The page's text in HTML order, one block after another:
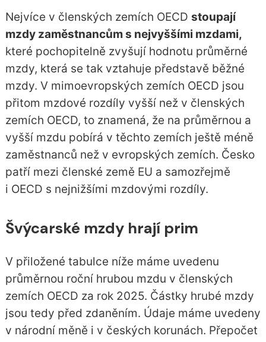
Nejvíce v členských zemích OECD stoupají
mzdy zaměstnancům s nejvyššími mzdami,
které pochopitelně zvyšují hodnotu průměrné
mzdy, která se tak vztahuje představě běžné
mzdy. V mimoevropských zemích OECD jsou
přitom mzdové rozdíly vyšší než v členských
zemích OECD, to znamená, že na průměrnou a
vyšší mzdu pobírá v těchto zemích ještě méně
zaměstnanců než v evropských zemích. Česko
patří mezi členské země EU a samozřejmě
i OECD s nejnižšími mzdovými rozdíly.
Švýcarské mzdy hrají prim
V přiložené tabulce níže máme uvedenu
průměrnou roční hrubou mzdu v členských
zemích OECD za rok 2025. Částky hrubé mzdy
jsou tedy před zdaněním. Údaje máme uvedeny
v národní měně i v českých korunách. Přepočet